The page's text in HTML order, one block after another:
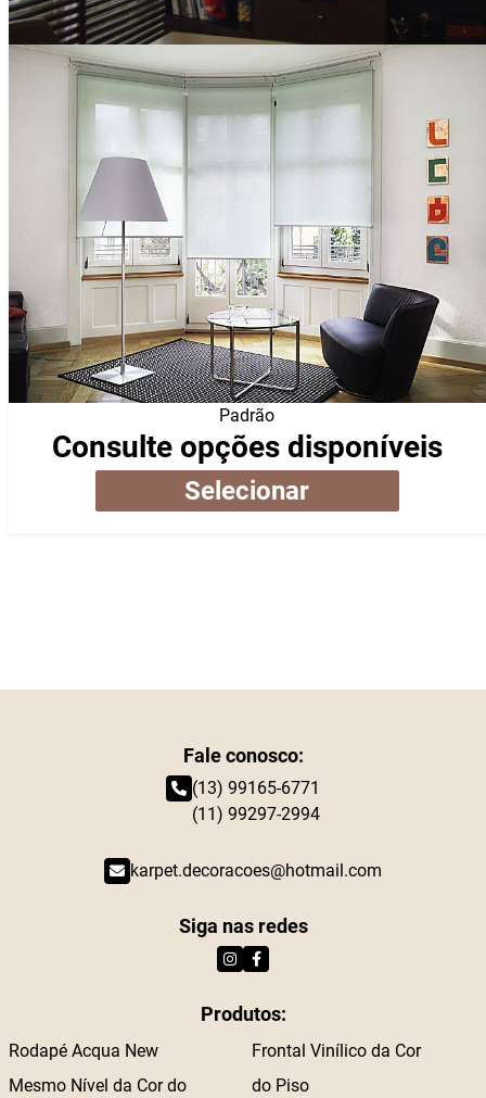
Padrão
Consulte opções disponíveis
Selecionar
Fale conosco:
(13) 99165-6771
(11) 99297-2994
karpet.decoracoes@hotmail.com
Siga nas redes
Produtos:
Rodapé Acqua New
Mesmo Nível da Cor do
Frontal Vinílico da Cor
do Piso